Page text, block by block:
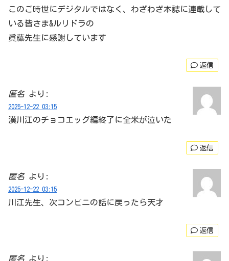
このご時世にデジタルではなく、わざわざ本誌に連載して
いる皆さま&ルリドラの
眞藤先生に感謝しています
返信
匿名 より:
2025-12-22 03:15
漢川江のチョコエッグ編終了に全米が泣いた
返信
匿名 より:
2025-12-22 03:15
川江先生、次コンビニの話に戻ったら天才
返信
匿名 より: